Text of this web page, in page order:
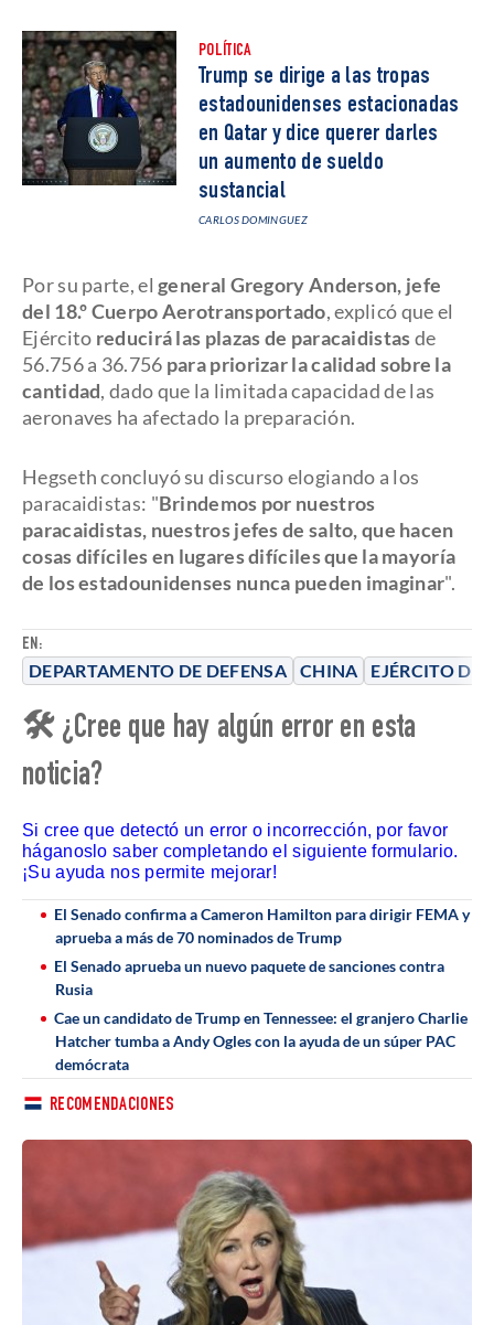
EN:
DEPARTAMENTO DE DEFENSA CHINA EJÉRCITO DE
POLÍTICA
Trump se dirige a las tropas
estadounidenses estacionadas
en Qatar y dice querer darles
un aumento de sueldo
sustancial
CARLOS DOMINGUEZ
Por su parte, elgeneral Gregory Anderson, jefe
del 18.º Cuerpo Aerotransportado, explicó que el
Ejército reducirá las plazas de paracaidistasde
56.756 a 36.756 para priorizar la calidad sobre la
cantidad, dado que la limitada capacidad de las
aeronaves ha afectado la preparación.
Hegseth concluyó su discurso elogiando a los
paracaidistas: "Brindemos por nuestros
paracaidistas, nuestros jefes de salto, que hacen
cosas difíciles en lugares difíciles que la mayoría
de los estadounidenses nunca pueden imaginar".
🛠 ¿Cree que hay algún error en esta
noticia?
Si cree que detectó un error o incorrección, por favor
háganoslo saber completando el siguiente formulario.
¡Su ayuda nos permite mejorar!
El Senado confirma a Cameron Hamilton para dirigir FEMA y
aprueba a más de 70 nominados de Trump
El Senado aprueba un nuevo paquete de sanciones contra
Rusia
Cae un candidato de Trump en Tennessee: el granjero Charlie
Hatcher tumba a Andy Ogles con la ayuda de un súper PAC
demócrata
RECOMENDACIONES